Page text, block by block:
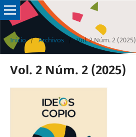
Inicio / Archivos / Vol. 2 Núm. 2 (2025)
Vol. 2 Núm. 2 (2025)